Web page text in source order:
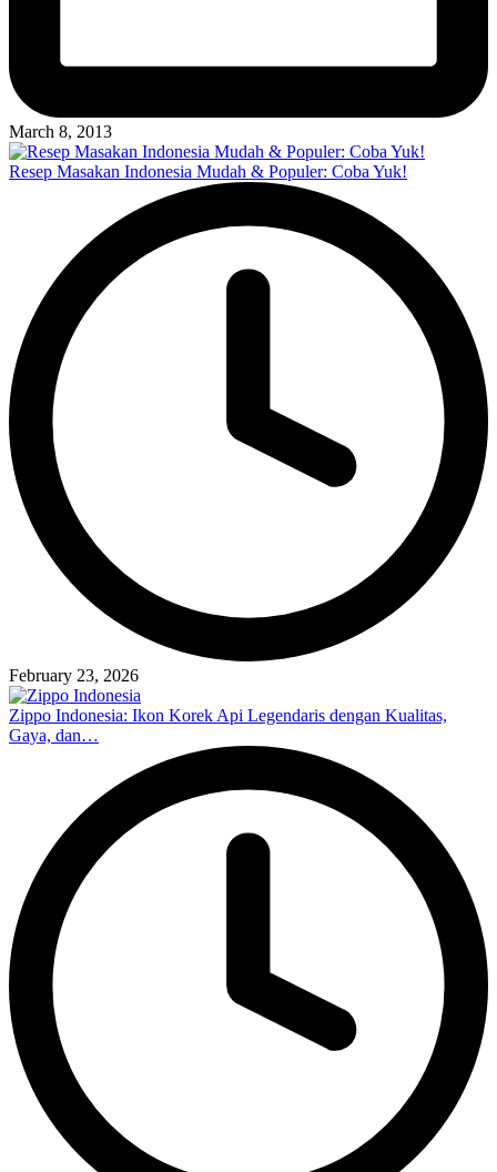
March 8, 2013
Resep Masakan Indonesia Mudah & Populer: Coba Yuk!
February 23, 2026
Zippo Indonesia: Ikon Korek Api Legendaris dengan Kualitas,
Gaya, dan…